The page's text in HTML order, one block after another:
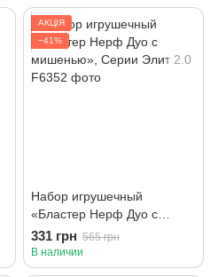
АКЦІЯ
−41%
Набор игрушечный
«Бластер Нерф Дуо с
мишенью», Серии Элит 2.0
331 грн 565 грн
В наличии